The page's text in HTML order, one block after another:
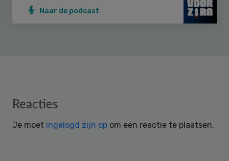
Naar de podcast
Reader
Reacties
Je moet ingelogd zijn op om een reactie te plaatsen.